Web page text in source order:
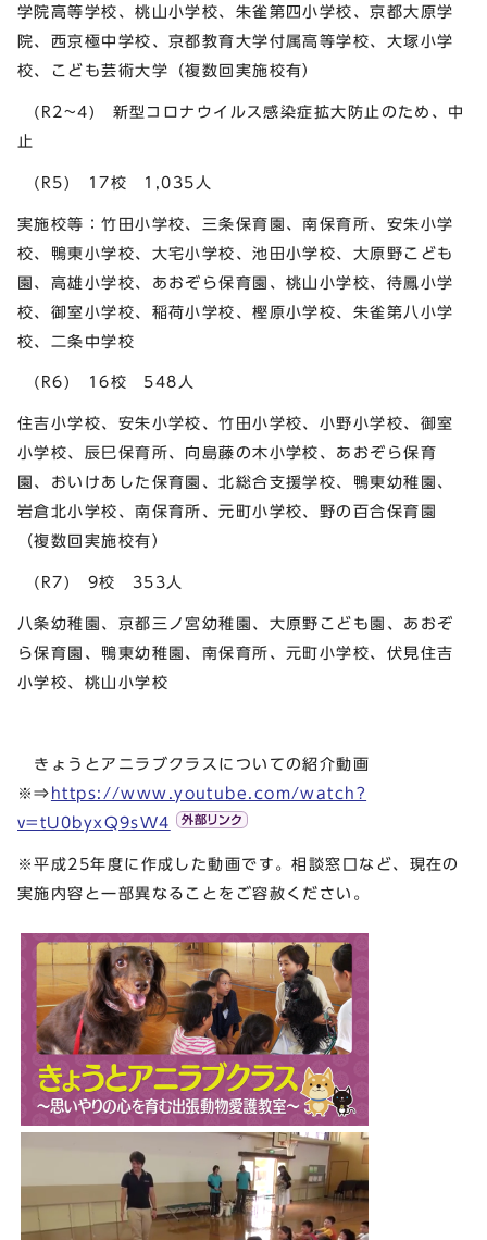
学院高等学校、桃山小学校、朱雀第四小学校、京都大原学
院、西京極中学校、京都教育大学付属高等学校、大塚小学
校、こども芸術大学（複数回実施校有）
(R2~4) 新型コロナウイルス感染症拡大防止のため、中
止
(R5) 17校 1,035人
実施校等：竹田小学校、三条保育園、南保育所、安朱小学
校、鴨東小学校、大宅小学校、池田小学校、大原野こども
園、高雄小学校、あおぞら保育園、桃山小学校、待鳳小学
校、御室小学校、稲荷小学校、樫原小学校、朱雀第八小学
校、二条中学校
(R6) 16校 548人
住吉小学校、安朱小学校、竹田小学校、小野小学校、御室
小学校、辰巳保育所、向島藤の木小学校、あおぞら保育
園、おいけあした保育園、北総合支援学校、鴨東幼稚園、
岩倉北小学校、南保育所、元町小学校、野の百合保育園
（複数回実施校有）
(R7) 9校 353人
八条幼稚園、京都三ノ宮幼稚園、大原野こども園、あおぞ
ら保育園、鴨東幼稚園、南保育所、元町小学校、伏見住吉
小学校、桃山小学校
きょうとアニラブクラスについての紹介動画
※⇒ https://www.youtube.com/watch?
v=tU0byxQ9sW4
※平成25年度に作成した動画です。相談窓口など、現在の
実施内容と一部異なることをご容赦ください。